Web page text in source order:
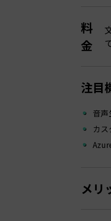
料
金
注目
音
カ
メリ